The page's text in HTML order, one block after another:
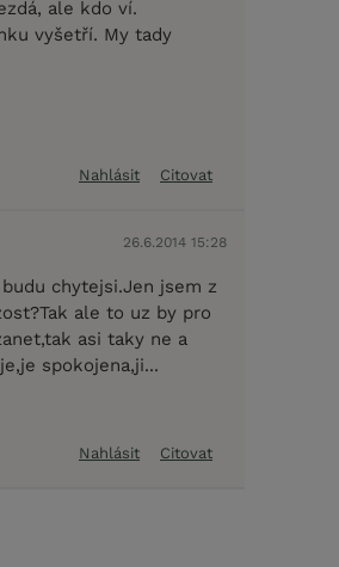
ale kdo ví.
vyšetří. My tady
Nahlásit Citovat
26.6.2014 15:28
chytejsi.Jen jsem z
ale to uz by pro
asi taky ne a
spokojena,ji...
Nahlásit Citovat